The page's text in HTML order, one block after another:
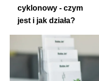
cyklonowy - czym
jest i jak działa?